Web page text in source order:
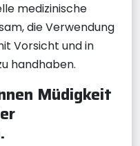
medizinische
die Verwendung
Vorsicht und in
handhaben.
Müdigkeit